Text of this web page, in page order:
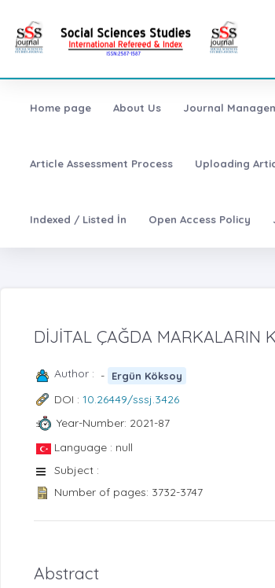
Home page About Us Journal
Article Assessment Process Uploading
Indexed / Listed İn Open Access Policy
DİJİTAL ÇAĞDA MARKALARIN
Author : - Ergün Köksoy
DOI : 10.26449/sssj.3426
Year-Number: 2021-87
Language : null
Subject :
Number of pages: 3732-3747
Abstract